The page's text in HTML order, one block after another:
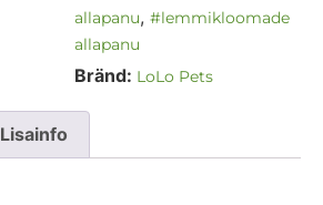
allapanu, #lemmikloomade
allapanu
Bränd: LoLo Pets
Lisainfo